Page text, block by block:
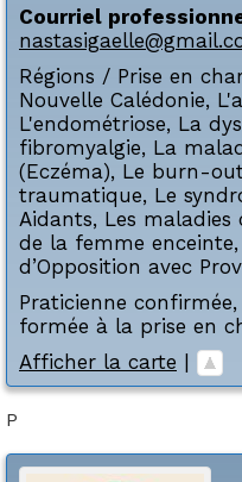
Courriel
Régions / Prise en
Nouvelle Calédonie,
L'endométriose, La
fibromyalgie, La
(Eczéma), Le burn-
traumatique, Le
Aidants, Les maladies
de la femme enceinte,
d’Opposition avec
Praticienne
formée à la prise en
Afficher la carte
P